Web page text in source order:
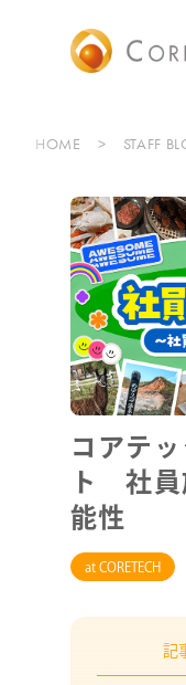
HOME STAFF
コアテ
ト 社員
能性
at CORETECH
記